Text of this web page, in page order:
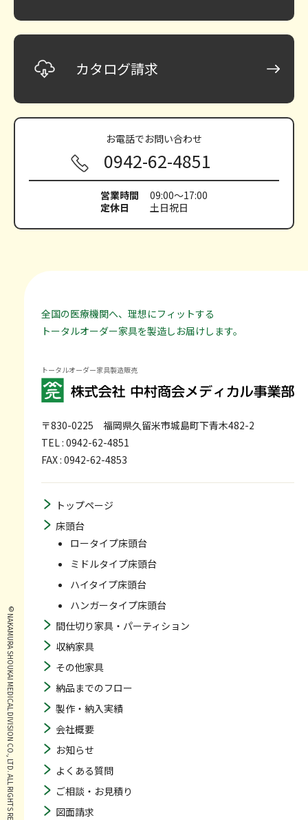
カタログ請求
お電話でお問い合わせ
0942-62-4851
営業時間
09:00～17:00
定休日
土日祝日
全国の医療機関へ、理想にフィットする
トータルオーダー家具を製造しお届けします。
トータルオーダー家具製造販売
〒830-0225 福岡県久留米市城島町下青木482-2
TEL : 0942-62-4851
FAX : 0942-62-4853
トップページ
床頭台
ロータイプ床頭台
ミドルタイプ床頭台
ハイタイプ床頭台
ハンガータイプ床頭台
間仕切り家具・パーティション
収納家具
その他家具
納品までのフロー
製作・納入実績
会社概要
お知らせ
よくある質問
ご相談・お見積り
図面請求
© NAKAMURA SHOUKAI MEDICAL DIVISION CO., LTD. ALL RIGHTS RESERVED.